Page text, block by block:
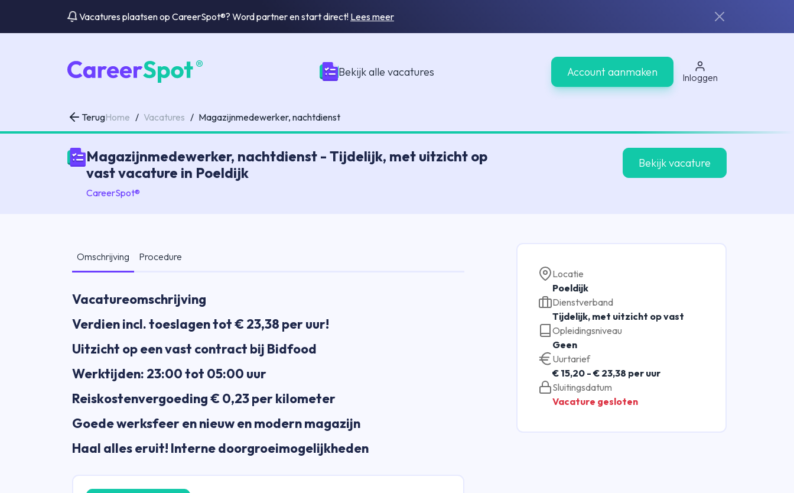
Vacatures plaatsen op CareerSpot®? Word partner en start direct! Lees meer
Bekijk alle vacatures Account aanmaken Inloggen
TerugHome / Vacatures / Magazijnmedewerker, nachtdienst
Magazijnmedewerker, nachtdienst - Tijdelijk, met uitzicht op
vast vacature in Poeldijk
CareerSpot®
Bekijk vacature
Omschrijving Procedure
Vacatureomschrijving
Verdien incl. toeslagen tot € 23,38 per uur!
Uitzicht op een vast contract bij Bidfood
Werktijden: 23:00 tot 05:00 uur
Reiskostenvergoeding € 0,23 per kilometer
Goede werksfeer en nieuw en modern magazijn
Haal alles eruit! Interne doorgroeimogelijkheden
Locatie
Poeldijk
Dienstverband
Tijdelijk, met uitzicht op vast
Opleidingsniveau
Geen
Uurtarief
€ 15,20 - € 23,38 per uur
Sluitingsdatum
Vacature gesloten